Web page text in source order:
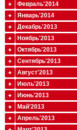
Февраль'2014
Январь'2014
Декабрь'2013
Ноябрь'2013
Октябрь'2013
Сентябрь'2013
Август'2013
Июль'2013
Июнь'2013
Май'2013
Апрель'2013